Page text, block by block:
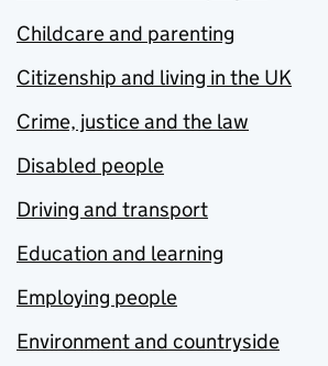
Childcare and parenting
Citizenship and living in the UK
Crime, justice and the law
Disabled people
Driving and transport
Education and learning
Employing people
Environment and countryside